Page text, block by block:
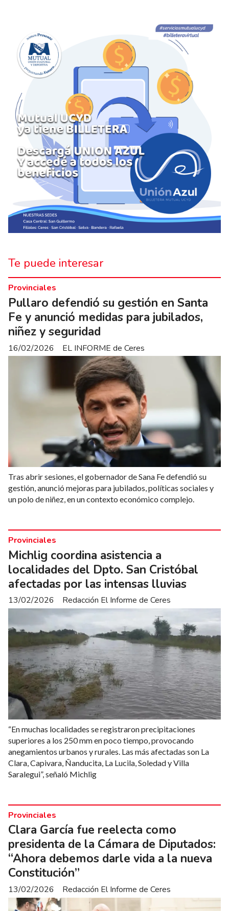
Te puede interesar
Pullaro defendió su gestión en Santa
Fe y anunció medidas para jubilados,
niñez y seguridad
EL INFORME de Ceres
Provinciales
16/02/2026
Tras abrir sesiones, el gobernador de Sana Fe defendió su
gestión, anunció mejoras para jubilados, políticas sociales y
un polo de niñez, en un contexto económico complejo.
Michlig coordina asistencia a
localidades del Dpto. San Cristóbal
afectadas por las intensas lluvias
Redacción El Informe de Ceres
Provinciales
13/02/2026
“En muchas localidades se registraron precipitaciones
superiores a los 250 mm en poco tiempo, provocando
anegamientos urbanos y rurales. Las más afectadas son La
Clara, Capivara, Ñanducita, La Lucila, Soledad y Villa
Saralegui”, señaló Michlig
Clara García fue reelecta como
presidenta de la Cámara de Diputados:
“Ahora debemos darle vida a la nueva
Constitución”
Redacción El Informe de Ceres
Provinciales
13/02/2026